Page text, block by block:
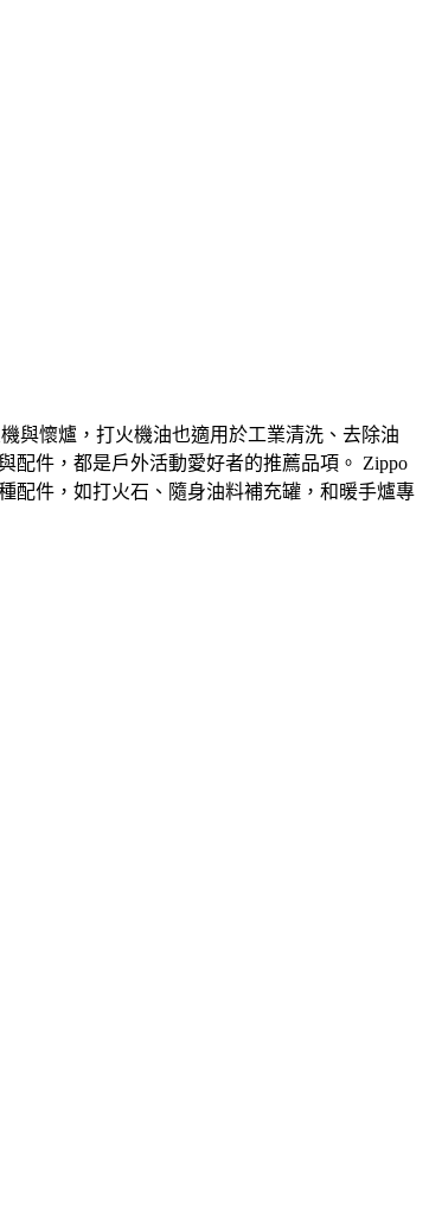
與懷爐，打火機油也適用於工業清洗、去除油
配件，都是戶外活動愛好者的推薦品項。 Zippo
配件，如打火石、隨身油料補充罐，和暖手爐專